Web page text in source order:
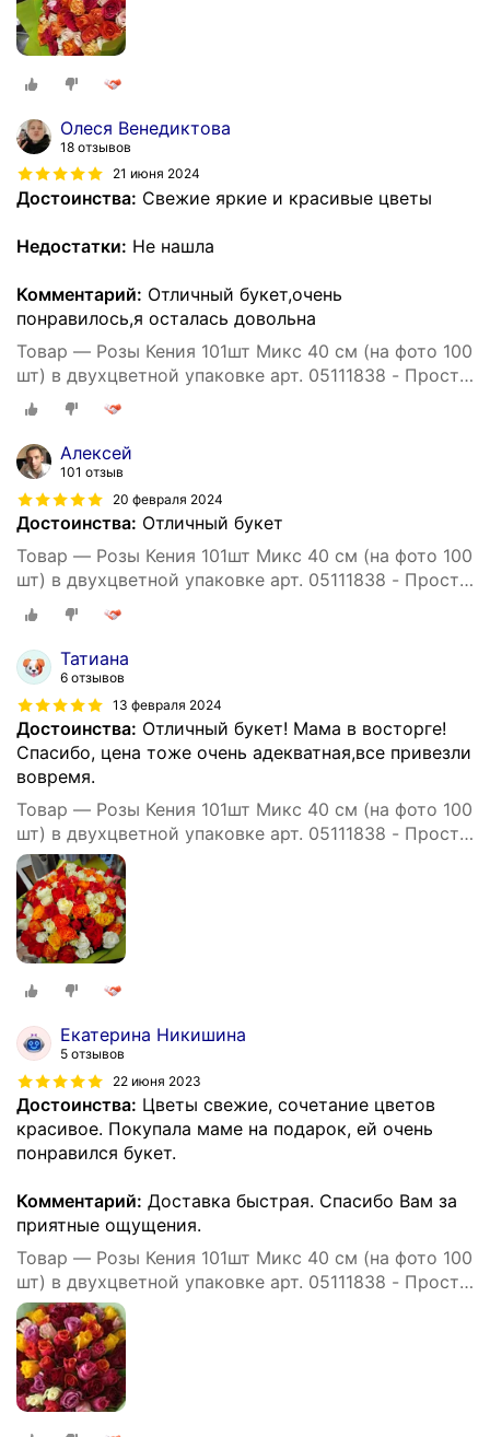
Олеся Венедиктова
18 отзывов
21 июня 2024
Достоинства: Свежие яркие и красивые цветы
Недостатки: Не нашла
Комментарий: Отличный букет,очень
понравилось,я осталась довольна
Товар — Розы Кения 101шт Микс 40 см (на фото 100
шт) в двухцветной упаковке арт. 05111838 - Просто
роза ру st hi po kr ak
Алексей
101 отзыв
20 февраля 2024
Достоинства: Отличный букет
Товар — Розы Кения 101шт Микс 40 см (на фото 100
шт) в двухцветной упаковке арт. 05111838 - Просто
роза ру st hi po kr ak
Татиана
6 отзывов
13 февраля 2024
Достоинства: Отличный букет! Мама в восторге!
Спасибо, цена тоже очень адекватная,все привезли
вовремя.
Товар — Розы Кения 101шт Микс 40 см (на фото 100
шт) в двухцветной упаковке арт. 05111838 - Просто
роза ру st hi po kr ak
Екатерина Никишина
5 отзывов
22 июня 2023
Достоинства: Цветы свежие, сочетание цветов
красивое. Покупала маме на подарок, ей очень
понравился букет.
Комментарий: Доставка быстрая. Спасибо Вам за
приятные ощущения.
Товар — Розы Кения 101шт Микс 40 см (на фото 100
шт) в двухцветной упаковке арт. 05111838 - Просто
роза ру st hi po kr ak